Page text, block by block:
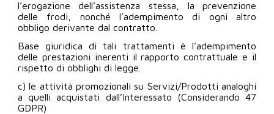
l’erogazione dell’assistenza stessa, la prevenzione
delle frodi, nonché l’adempimento di ogni altro
obbligo derivante dal contratto.
Base giuridica di tali trattamenti è l’adempimento
delle prestazioni inerenti il rapporto contrattuale e il
rispetto di obblighi di legge.
c) le attività promozionali su Servizi/Prodotti analoghi
a quelli acquistati dall’Interessato (Considerando 47
GDPR)